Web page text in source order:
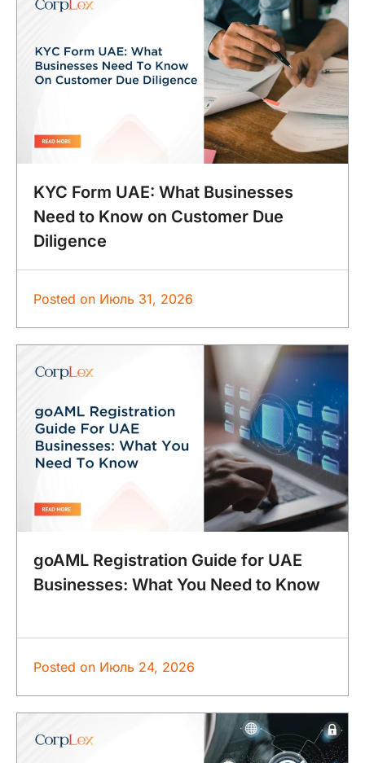
KYC Form UAE: What Businesses
Need to Know on Customer Due
Diligence
Posted on Июль 31, 2026
goAML Registration Guide for UAE
Businesses: What You Need to Know
Posted on Июль 24, 2026